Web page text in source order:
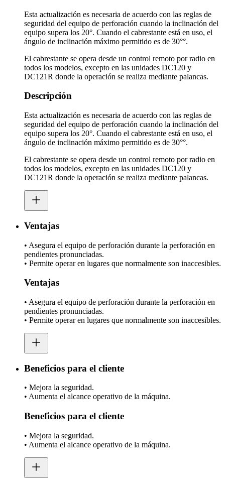
Esta actualización es necesaria de acuerdo con las reglas de
seguridad del equipo de perforación cuando la inclinación del
equipo supera los 20°. Cuando el cabrestante está en uso, el
ángulo de inclinación máximo permitido es de 30°°.
El cabrestante se opera desde un control remoto por radio en
todos los modelos, excepto en las unidades DC120 y
DC121R donde la operación se realiza mediante palancas.
Descripción
Esta actualización es necesaria de acuerdo con las reglas de
seguridad del equipo de perforación cuando la inclinación del
equipo supera los 20°. Cuando el cabrestante está en uso, el
ángulo de inclinación máximo permitido es de 30°°.
El cabrestante se opera desde un control remoto por radio en
todos los modelos, excepto en las unidades DC120 y
DC121R donde la operación se realiza mediante palancas.
Ventajas
• Asegura el equipo de perforación durante la perforación en
pendientes pronunciadas.
• Permite operar en lugares que normalmente son inaccesibles.
Ventajas
• Asegura el equipo de perforación durante la perforación en
pendientes pronunciadas.
• Permite operar en lugares que normalmente son inaccesibles.
Beneficios para el cliente
• Mejora la seguridad.
• Aumenta el alcance operativo de la máquina.
Beneficios para el cliente
• Mejora la seguridad.
• Aumenta el alcance operativo de la máquina.